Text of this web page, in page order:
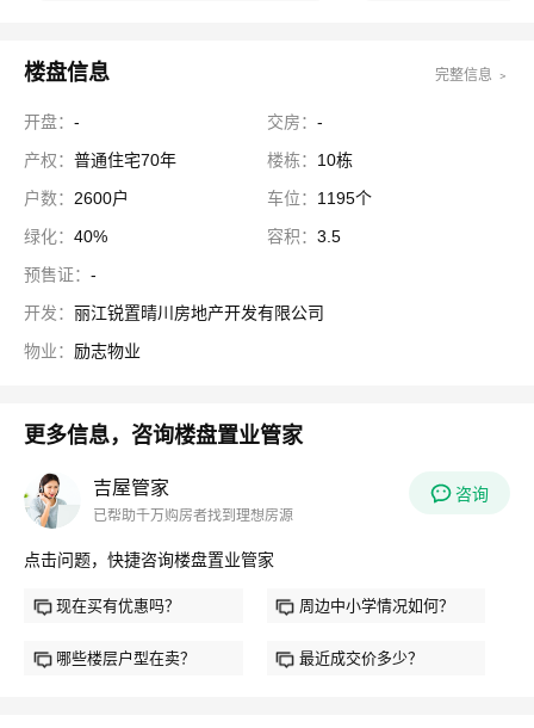
楼盘信息 完整信息 ﹥
开盘： - 交房： -
产权： 普通住宅70年 楼栋： 10栋
户数： 2600户 车位： 1195个
绿化： 40% 容积： 3.5
预售证： -
开发： 丽江锐置晴川房地产开发有限公司
物业： 励志物业
更多信息，咨询楼盘置业管家
吉屋管家
已帮助千万购房者找到理想房源
咨询
点击问题，快捷咨询楼盘置业管家
现在买有优惠吗？ 周边中小学情况如何？
哪些楼层户型在卖？ 最近成交价多少？